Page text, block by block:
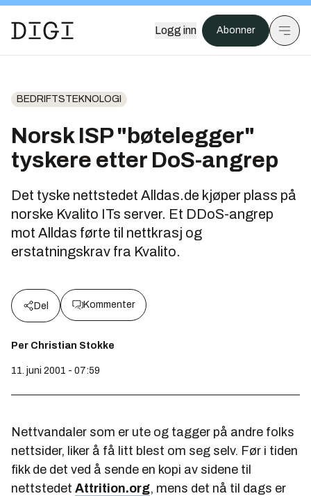
Logg inn Abonner
BEDRIFTSTEKNOLOGI
Norsk ISP "bøtelegger"
tyskere etter DoS-angrep
Det tyske nettstedet Alldas.de kjøper plass på
norske Kvalito ITs server. Et DDoS-angrep
mot Alldas førte til nettkrasj og
erstatningskrav fra Kvalito.
Del Kommenter
Per Christian Stokke
11. juni 2001 - 07:59
Nettvandaler som er ute og tagger på andre folks
nettsider, liker å få litt blest om seg selv. Før i tiden
fikk de det ved å sende en kopi av sidene til
nettstedet Attrition.org, mens det nå til dags er